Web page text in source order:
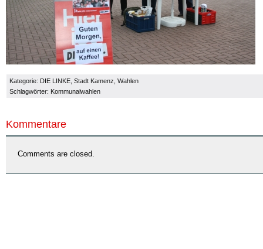
Kategorie: DIE LINKE Stadt Kamenz Wahlen
Schlagwörter: Kommunalwahlen
Kommentare
Comments are closed.